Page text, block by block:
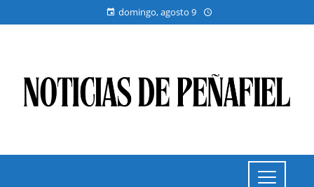
domingo, agosto 9